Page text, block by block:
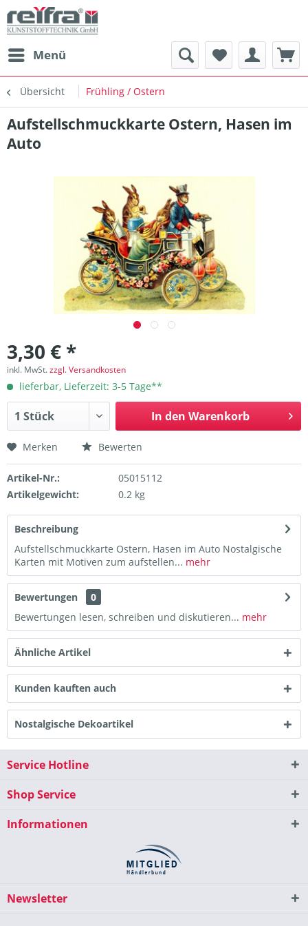
Menü
Übersicht Frühling / Ostern
Aufstellschmuckkarte Ostern, Hasen im
Auto
3,30 € *
inkl. MwSt.zzgl. Versandkosten
lieferbar, Lieferzeit: 3-5 Tage**
In den Warenkorb
Merken Bewerten
Artikel-Nr.:
05015112
Artikelgewicht:
0.2 kg
Beschreibung
Aufstellschmuckkarte Ostern, Hasen im Auto Nostalgische
Karten mit Motiven zum aufstellen... mehr
Bewertungen
0
Bewertungen lesen, schreiben und diskutieren... mehr
Ähnliche Artikel
Kunden kauften auch
Nostalgische Dekoartikel
Service Hotline
Shop Service
Informationen
Newsletter